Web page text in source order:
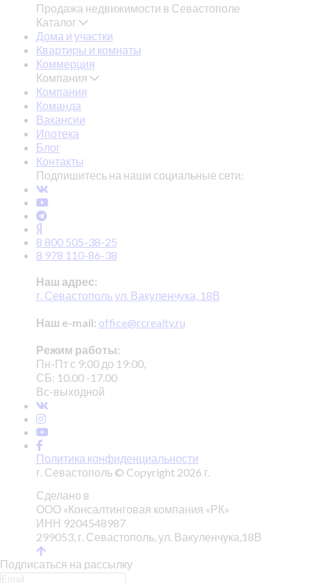
Продажа недвижимости в Севастополе
Каталог
Дома и участки
Квартиры и комнаты
Коммерция
Компания
Компания
Команда
Вакансии
Ипотека
Блог
Контакты
Подпишитесь на наши социальные сети:
8 800 505-38-25
8 978 110-86-38
Наш адрес:
г. Севастополь ул. Вакуленчука, 18В
Наш e-mail: office@rcrealty.ru
Режим работы:
Пн-Пт с 9:00 до 19:00,
СБ: 10.00 -17.00
Вс-выходной
Политика конфиденциальности
г. Севастополь © Copyright 2026 г.
Сделано в
ООО «Консалтинговая компания «РК»
ИНН 9204548987
299053, г. Севастополь, ул. Вакуленчука,18В
Подписаться на рассылку